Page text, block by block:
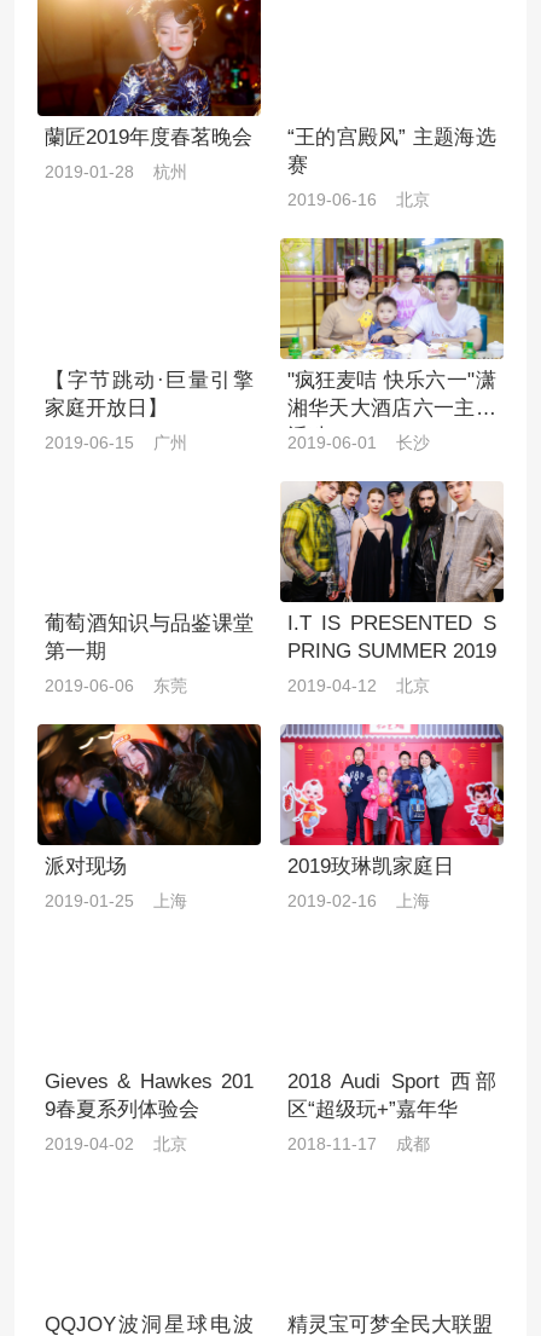
蘭匠2019年度春茗晚会
2019-01-28 杭州
“王的宫殿风” 主题海选
赛
2019-06-16 北京
【字节跳动·巨量引擎
家庭开放日】
2019-06-15 广州
"疯狂麦咭 快乐六一"潇
湘华天大酒店六一主题
活动！
2019-06-01 长沙
葡萄酒知识与品鉴课堂
第一期
2019-06-06 东莞
I.T IS PRESENTED S
PRING SUMMER 2019
2019-04-12 北京
派对现场
2019-01-25 上海
2019玫琳凯家庭日
2019-02-16 上海
Gieves & Hawkes 201
9春夏系列体验会
2019-04-02 北京
2018 Audi Sport 西部
区“超级玩+”嘉年华
2018-11-17 成都
QQJOY波洞星球电波 精灵宝可梦全民大联盟